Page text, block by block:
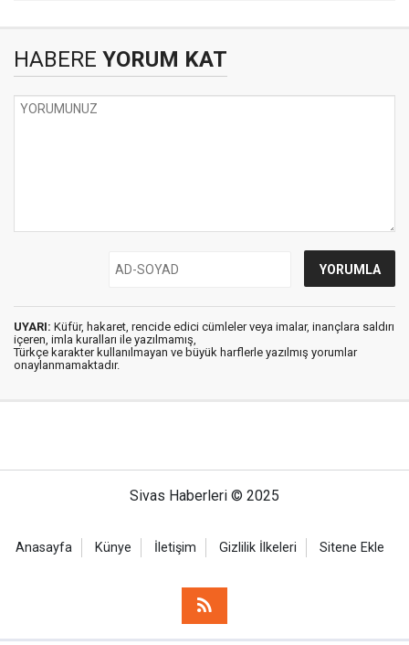
HABERE YORUM KAT
UYARI: Küfür, hakaret, rencide edici cümleler veya imalar, inançlara saldırı
içeren, imla kuralları ile yazılmamış,
Türkçe karakter kullanılmayan ve büyük harflerle yazılmış yorumlar
onaylanmamaktadır.
Sivas Haberleri © 2025
Anasayfa Künye İletişim Gizlilik İlkeleri Sitene Ekle